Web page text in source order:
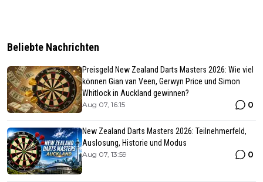
Beliebte Nachrichten
Preisgeld New Zealand Darts Masters 2026: Wie viel
können Gian van Veen, Gerwyn Price und Simon
Whitlock in Auckland gewinnen?
Aug 07, 16:15 0
New Zealand Darts Masters 2026: Teilnehmerfeld,
Auslosung, Historie und Modus
Aug 07, 13:59 0